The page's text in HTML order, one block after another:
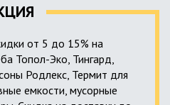
от 5 до 15% на
Топол-Эко, Тингард,
Родлекс, Термит для
емкости, мусорные